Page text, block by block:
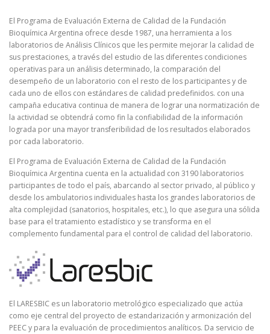
El Programa de Evaluación Externa de Calidad de la Fundación
Bioquímica Argentina ofrece desde 1987, una herramienta a los
laboratorios de Análisis Clínicos que les permite mejorar la calidad de
sus prestaciones, a través del estudio de las diferentes condiciones
operativas para un análisis determinado, la comparación del
desempeño de un laboratorio con el resto de los participantes y de
cada uno de ellos con estándares de calidad predefinidos. con una
campaña educativa continua de manera de lograr una normatización de
la actividad se obtendrá como fin la confiabilidad de la información
lograda por una mayor transferibilidad de los resultados elaborados
por cada laboratorio.
El Programa de Evaluación Externa de Calidad de la Fundación
Bioquímica Argentina cuenta en la actualidad con 3190 laboratorios
participantes de todo el país, abarcando al sector privado, al público y
desde los ambulatorios individuales hasta los grandes laboratorios de
alta complejidad (sanatorios, hospitales, etc.), lo que asegura una sólida
base para el tratamiento estadístico y se transforma en el
complemento fundamental para el control de calidad del laboratorio.
El LARESBIC es un laboratorio metrológico especializado que actúa
como eje central del proyecto de estandarización y armonización del
PEEC y para la evaluación de procedimientos analí­ticos. Da servicio de